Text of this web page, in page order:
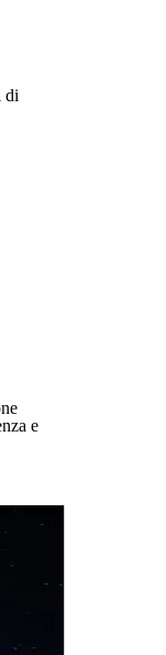
di
e